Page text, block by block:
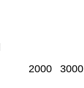
2000 3000